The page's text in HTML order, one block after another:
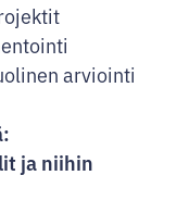
arviointi
ja niihin